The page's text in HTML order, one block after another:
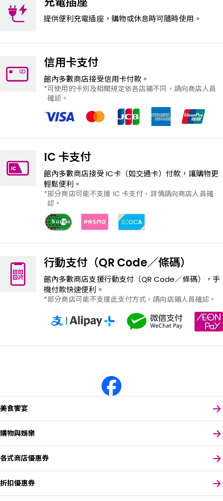
提供便利充電插座，購物或休息時可隨時使用。
信用卡支付
館內多數商店接受信用卡付款。
可使用的卡別及相關規定依各店鋪不同，請向商店人員
確認。
IC 卡支付
館內多數商店接受 IC卡（如交通卡）付款，讓購物更
輕鬆便利。
部分商店可能不支援 IC 卡支付，詳情請向商店人員確
認。
行動支付（QR Code／條碼）
館內多數商店支援行動支付（QR Code／條碼），手
機付款快速便利。
部分商店可能不支援此支付方式，請向店鋪人員確認。
美食饗宴
購物與娛樂
各式商店優惠券
折扣優惠券